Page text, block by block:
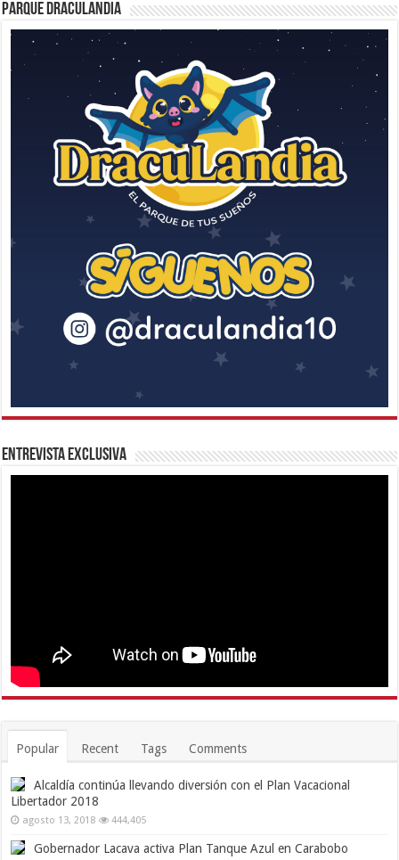
Parque Draculandia
Entrevista Exclusiva
Popular Recent Tags Comments
Alcaldía continúa llevando diversión con el Plan Vacacional
Libertador 2018
agosto 13, 2018 444,405
Gobernador Lacava activa Plan Tanque Azul en Carabobo